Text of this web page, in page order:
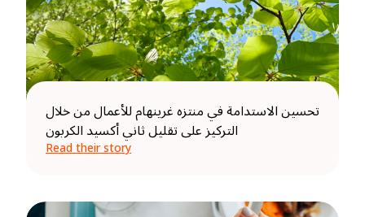
تحسين الاستدامة في منتزه غرينهام للأعمال من خلال
التركيز على تقليل ثاني أكسيد الكربون
Read their story